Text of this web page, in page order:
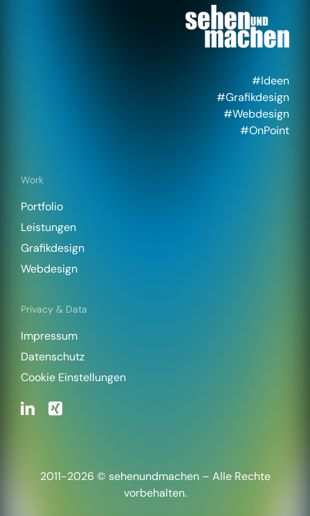
#Ideen
#Grafikdesign
#Webdesign
#OnPoint
Work
Portfolio
Leistungen
Grafikdesign
Webdesign
Privacy & Data
Impressum
Datenschutz
Cookie Einstellungen
2011-2026 © sehenundmachen – Alle Rechte
vorbehalten.